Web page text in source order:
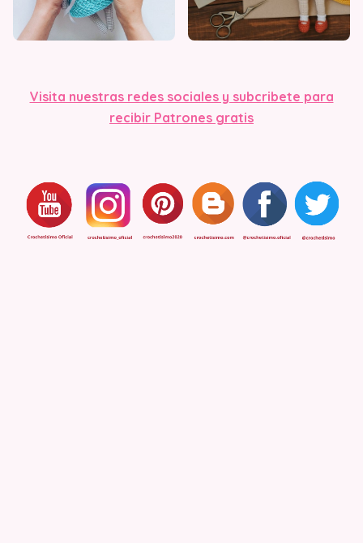
Visita nuestras redes sociales y subcribete para
recibir Patrones gratis